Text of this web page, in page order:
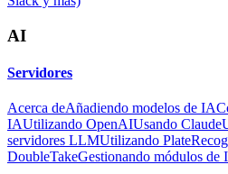
AI
Servidores
Acerca deAñadiendo modelos de IA
IAUtilizando OpenAIUsando Claude
servidores LLMUtilizando
DoubleTakeGestionando módulos de